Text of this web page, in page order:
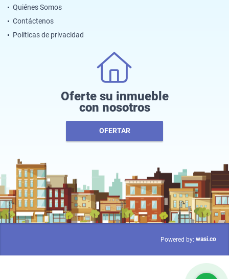
Quiénes Somos
Contáctenos
Políticas de privacidad
Oferte su inmueble
con nosotros
OFERTAR
Powered by: wasi.co